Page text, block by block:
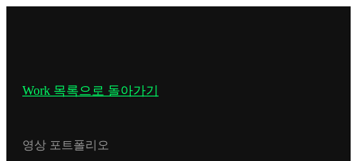
Work 목록으로 돌아가기
영상 포트폴리오